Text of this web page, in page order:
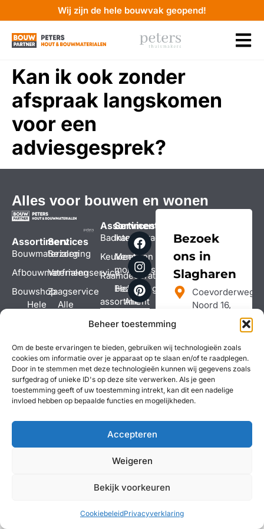
Beheer toestemming
Om de beste ervaringen te bieden, gebruiken wij technologieën zoals
cookies om informatie over je apparaat op te slaan en/of te raadplegen.
Door in te stemmen met deze technologieën kunnen wij gegevens zoals
surfgedrag of unieke ID's op deze site verwerken. Als je geen
toestemming geeft of uw toestemming intrekt, kan dit een nadelige
invloed hebben op bepaalde functies en mogelijkheden.
Accepteren
Weigeren
Bekijk voorkeuren
CookiebeleidPrivacyverklaring
Wij zijn de hele bouwvak geopend!
Kan ik ook zonder
afspraak langskomen
voor een
adviesgesprek?
Alles voor bouwen en wonen
Assortiment
Bouwmaterialen
Afbouwmaterialen
Bouwshop
Hele
Services
Bezorging
Verfmengservice
Zaagservice
Alle
Assortiment
Badkamers
Keukens
Raamdecoratie
Hele
assortiment
Services
Interieuradvies
Meet- en
montageservice
Bezorging
Alle
Bezoek
ons in
Slagharen
Coevorderweg-
Noord 16,
Route in
Google maps
Bel: 0523 681
521
Copyright ©
Gerealiseerd
Ruilen & Retourneren